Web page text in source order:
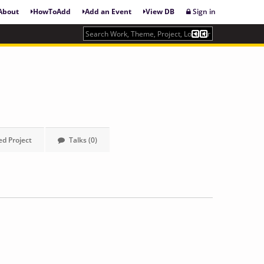
HowToAdd Add an Event View DB Sign in
Project Talks (0)